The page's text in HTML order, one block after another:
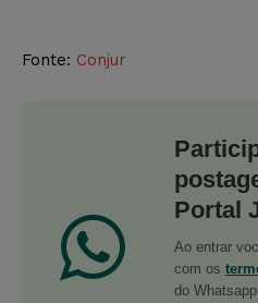
Fonte: Conjur
Portal
Ao entrar
com os
do Whatsapp.